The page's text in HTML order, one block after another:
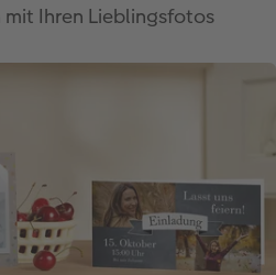
Ihren Lieblingsfotos